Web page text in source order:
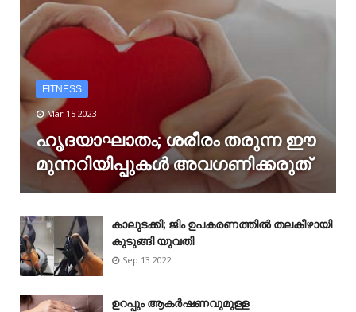
FITNESS
Mar 15 2023
ഹൃദയാഘാതം; ശരീരം തരുന്ന ഈ
മുന്നറിയിപ്പുകൾ അവഗണിക്കരുത്
കാലുടക്കി; ജിം ഉപകരണത്തിൽ തലകീഴായി
കുടുങ്ങി യുവതി
Sep 13 2022
ഉറപ്പും ആകർഷണവുമുള്ള